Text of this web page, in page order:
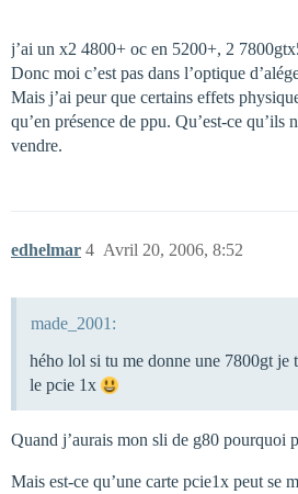
j’ai un x2 4800+ oc en 5200+, 2
Donc moi c’est pas dans l’optique
Mais j’ai peur que certains effets
qu’en présence de ppu. Qu’est-ce qu’ils
vendre.
edhelmar Avril 20, 2006, 8:52
4
made_2001:
hého lol si tu me donne une 7800gt je
le pcie 1x
Quand j’aurais mon sli de g80 pourquoi
Mais est-ce qu’une carte pcie1x peut se